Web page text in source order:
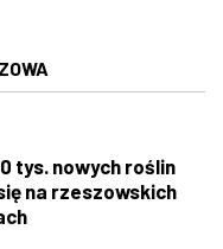
tys. nowych roślin
na rzeszowskich